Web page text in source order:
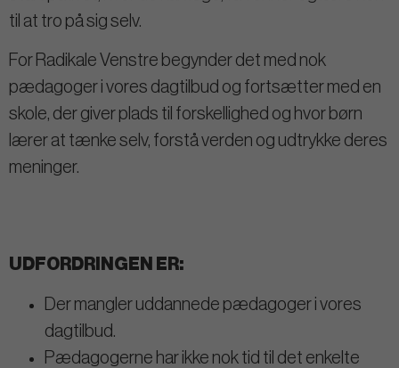
til at tro på sig selv.
For Radikale Venstre begynder det med nok
pædagoger i vores dagtilbud og fortsætter med en
skole, der giver plads til forskellighed og hvor børn
lærer at tænke selv, forstå verden og udtrykke deres
meninger.
UDFORDRINGEN ER:
Der mangler uddannede pædagoger i vores
dagtilbud.
Pædagogerne har ikke nok tid til det enkelte